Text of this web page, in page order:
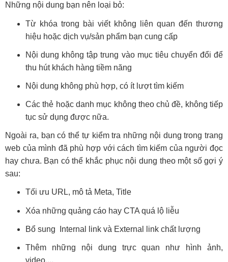
Những nội dung bạn nên loại bỏ:
Từ khóa trong bài viết không liên quan đến thương
hiệu hoặc dịch vụ/sản phẩm bạn cung cấp
Nội dung không tập trung vào mục tiêu chuyển đổi để
thu hút khách hàng tiềm năng
Nội dung không phù hợp, có ít lượt tìm kiếm
Các thẻ hoặc danh mục không theo chủ đề, không tiếp
tục sử dụng được nữa.
Ngoài ra, bạn có thể tự kiểm tra những nội dung trong trang
web của mình đã phù hợp với cách tìm kiếm của người đọc
hay chưa. Bạn có thể khắc phục nội dung theo một số gợi ý
sau:
Tối ưu URL, mô tả Meta, Title
Xóa những quảng cáo hay CTA quá lộ liễu
Bổ sung Internal link và External link chất lượng
Thêm những nội dung trực quan như hình ảnh,
video,...